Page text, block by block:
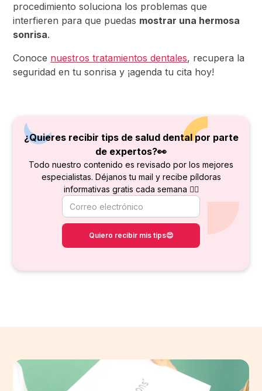
procedimiento soluciona los problemas que
interfieren para que puedas mostrar una hermosa
sonrisa.
Conoce nuestros tratamientos dentales, recupera la
seguridad en tu sonrisa y ¡agenda tu cita hoy!
¿Quieres recibir tips de salud dental por parte
de expertos?👀
Todo nuestro contenido es revisado por los mejores
especialistas. Déjanos tu mail y recibe píldoras
informativas gratis cada semana 👇🏻